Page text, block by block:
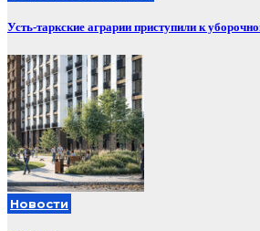
Усть-таркские аграрии приступили к
Новости